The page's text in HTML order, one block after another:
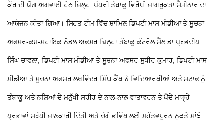
ਕੌਰ ਦੀ ਯੋਗ ਅਗਵਾਈ ਹੇਠ ਜ਼ਿਲ੍ਹਾ ਪੱਧਰੀ ਤੰਬਾਕੂ ਵਿਰੋਧੀ ਜਾਗਰੂਕਤਾ ਸੈਮੀਨਾਰ ਦਾ
ਆਯੋਜਨ ਕੀਤਾ ਗਿਆ। ਸਿਹਤ ਟੀਮ ਵਿੱਚ ਸ਼ਾਮਿਲ ਡਿਪਟੀ ਮਾਸ ਮੀਡੀਆ ਤੇ ਸੂਚਨਾ
ਅਫਸਰ-ਕਮ-ਸਹਾਇਕ ਨੋਡਲ ਅਫਸਰ ਜ਼ਿਲ੍ਹਾ ਤੰਬਾਕੂ ਕੰਟਰੋਲ ਸੈੱਲ ਡਾ.ਪ੍ਰਭਦੀਪ
ਸਿੰਘ ਚਾਵਲਾ, ਡਿਪਟੀ ਮਾਸ ਮੀਡੀਆ ਤੇ ਸੂਚਨਾ ਅਫਸਰ ਸੁਧੀਰ ਕੁਮਾਰ, ਡਿਪਟੀ ਮਾਸ
ਮੀਡੀਆ ਤੇ ਸੂਚਨਾ ਅਫਸਰ ਲਖਵਿੰਦਰ ਸਿੰਘ ਕੈਂਥ ਨੇ ਵਿਦਿਆਰਥੀਆਂ ਅਤੇ ਸਟਾਫ ਨੂੰ
ਤੰਬਾਕੂ ਅਤੇ ਨਸ਼ਿਆਂ ਦੇ ਮਨੁੱਖੀ ਸਰੀਰ ਦੇ ਨਾਲ-ਨਾਲ ਵਾਤਾਵਰਨ ਤੇ ਪੈਂਦੇ ਮਾੜ੍ਹੇ
ਪ੍ਰਭਾਵਾਂ ਸਬੰਧੀ ਜਾਣਕਾਰੀ ਦਿੱਤੀ ਅਤੇ ਚੰਗੇ ਭਵਿੱਖ ਲਈ ਮਹੱਤਵਪੂਰਨ ਨੁਕਤੇ ਸਾਂਝੇ